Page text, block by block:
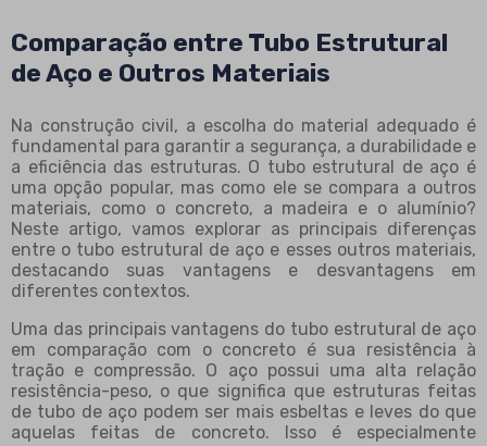
Comparação entre Tubo Estrutural
de Aço e Outros Materiais
Na construção civil, a escolha do material adequado é
fundamental para garantir a segurança, a durabilidade e
a eficiência das estruturas. O tubo estrutural de aço é
uma opção popular, mas como ele se compara a outros
materiais, como o concreto, a madeira e o alumínio?
Neste artigo, vamos explorar as principais diferenças
entre o tubo estrutural de aço e esses outros materiais,
destacando suas vantagens e desvantagens em
diferentes contextos.
Uma das principais vantagens do tubo estrutural de aço
em comparação com o concreto é sua resistência à
tração e compressão. O aço possui uma alta relação
resistência-peso, o que significa que estruturas feitas
de tubo de aço podem ser mais esbeltas e leves do que
aquelas feitas de concreto. Isso é especialmente